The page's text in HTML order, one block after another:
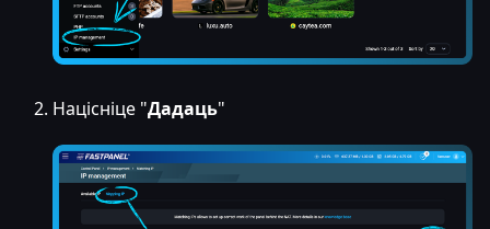
Націсніце "Дадаць"